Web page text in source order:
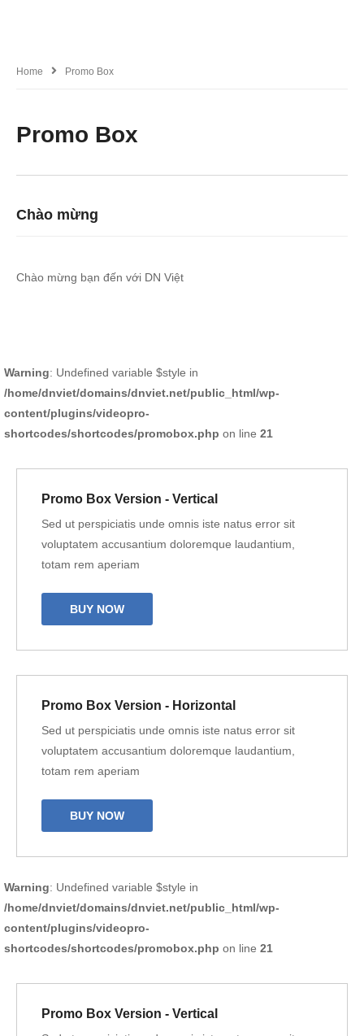
Home Promo Box
Promo Box
Chào mừng
Chào mừng bạn đến với DN Việt
Warning: Undefined variable $style in
/home/dnviet/domains/dnviet.net/public_html/wp-
content/plugins/videopro-
shortcodes/shortcodes/promobox.php on line 21
Promo Box Version - Vertical
Sed ut perspiciatis unde omnis iste natus error sit
voluptatem accusantium doloremque laudantium,
totam rem aperiam
BUY NOW
Promo Box Version - Horizontal
Sed ut perspiciatis unde omnis iste natus error sit
voluptatem accusantium doloremque laudantium,
totam rem aperiam
BUY NOW
Warning: Undefined variable $style in
/home/dnviet/domains/dnviet.net/public_html/wp-
content/plugins/videopro-
shortcodes/shortcodes/promobox.php on line 21
Promo Box Version - Vertical